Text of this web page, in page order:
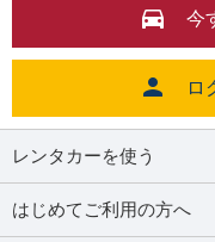
今
ロ
レンタカーを使う
はじめてご利用の方へ